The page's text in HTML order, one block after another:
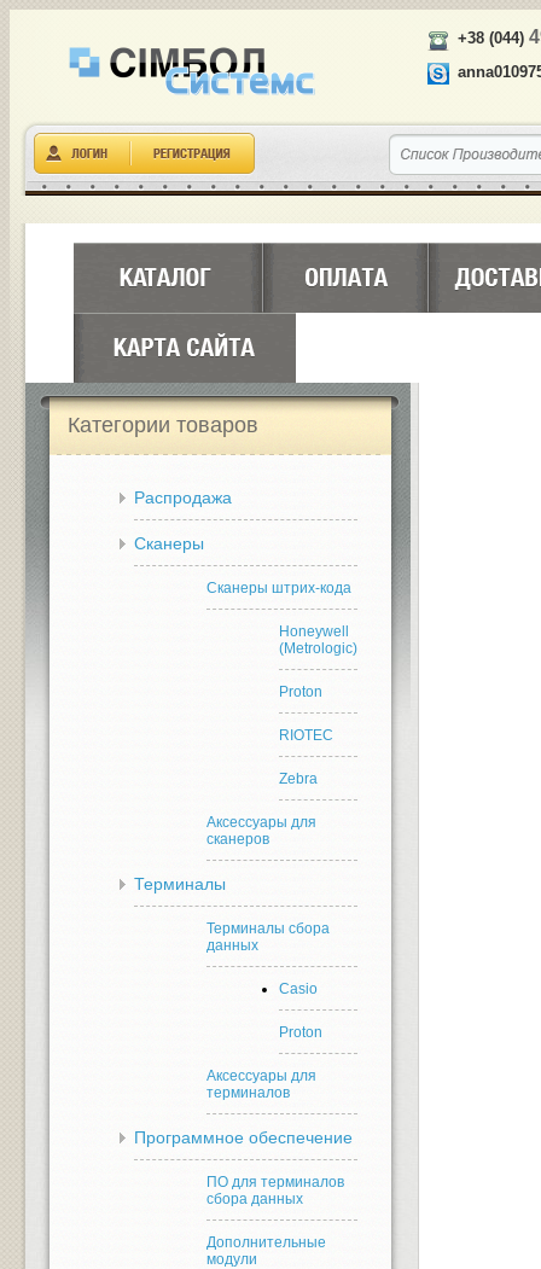
+38 (044)
Категории товаров
Распродажа
Сканеры
Сканеры штрих-кода
Honeywell
(Metrologic)
Proton
RIOTEC
Zebra
Аксессуары для
сканеров
Терминалы
Терминалы сбора
данных
Casio
Proton
Аксессуары для
терминалов
Программное обеспечение
ПО для терминалов
сбора данных
Дополнительные
модули